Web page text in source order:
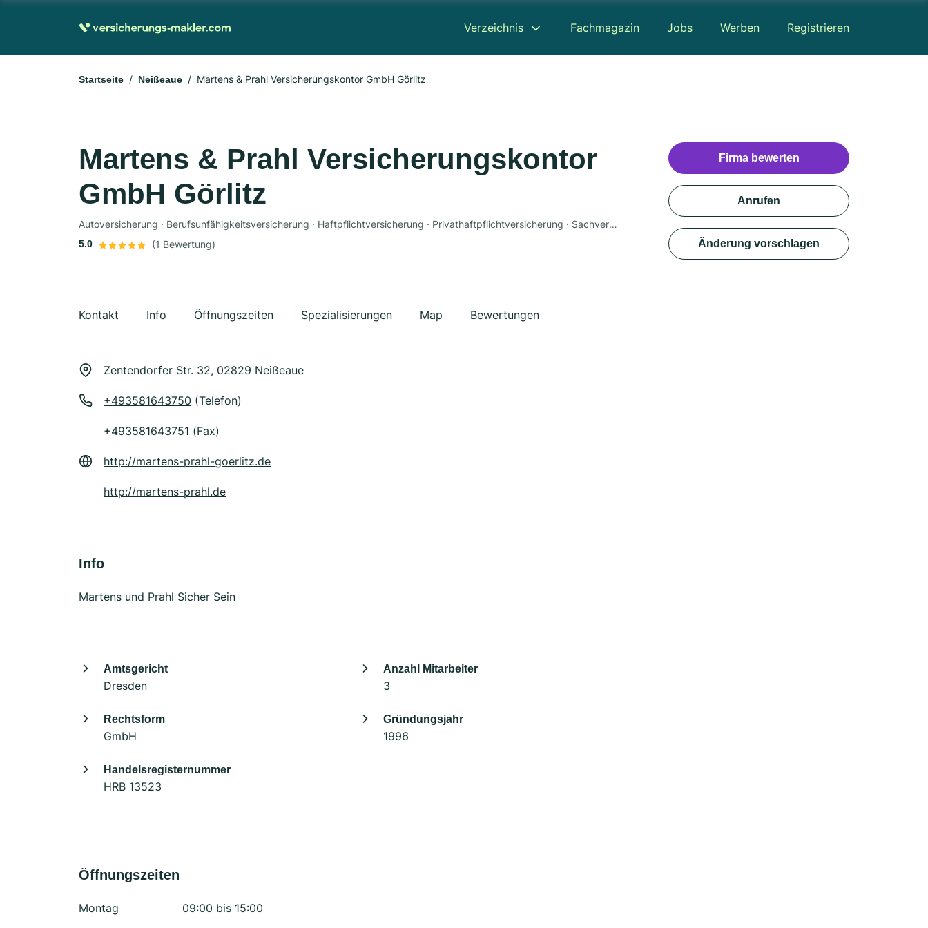
Verzeichnis Fachmagazin Jobs Werben Registrieren
Startseite Neißeaue Martens & Prahl Versicherungskontor GmbH Görlitz
Martens & Prahl Versicherungskontor
GmbH Görlitz
Autoversicherung · Berufsunfähigkeitsversicherung · Haftpflichtversicherung · Privathaftpflichtversicherung · Sachversicherung
5.0 (1 Bewertung)
Kontakt Info Öffnungszeiten Spezialisierungen Map Bewertungen
Zentendorfer Str. 32, 02829 Neißeaue
+493581643750 (Telefon)
+493581643751 (Fax)
http://martens-prahl-goerlitz.de
http://martens-prahl.de
Info
Martens und Prahl Sicher Sein
Amtsgericht
Dresden
Anzahl Mitarbeiter
3
Rechtsform
GmbH
Gründungsjahr
1996
Handelsregisternummer
HRB 13523
Öffnungszeiten
Montag
09:00 bis 15:00
Firma bewerten
Anrufen
Änderung vorschlagen